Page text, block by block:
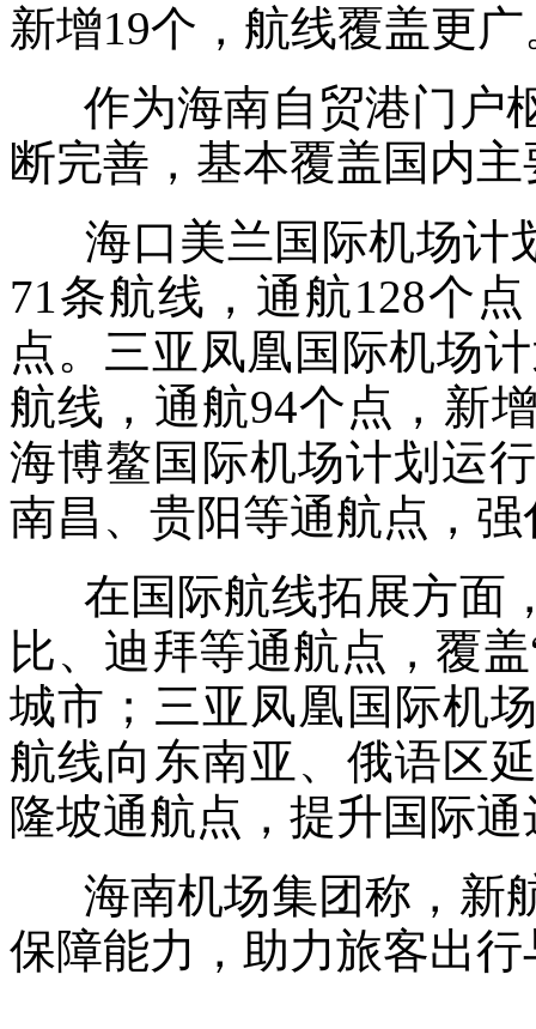
新增19个，航线覆盖更广
作为海南自贸港门户
断完善，基本覆盖国内
海口美兰国际机场计
71条航线，通航128个
点。三亚凤凰国际机场
航线，通航94个点，新
海博鳌国际机场计划运
南昌、贵阳等通航点，
在国际航线拓展方面
比、迪拜等通航点，覆
城市；三亚凤凰国际机
航线向东南亚、俄语区
隆坡通航点，提升国际
海南机场集团称，新
保障能力，助力旅客出